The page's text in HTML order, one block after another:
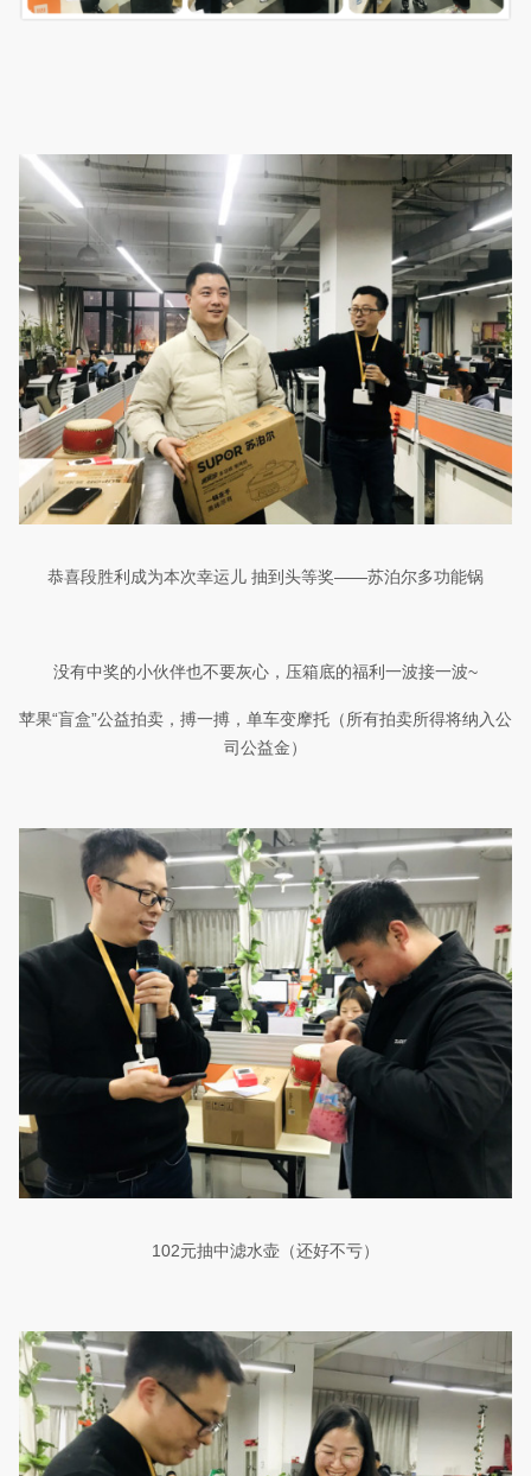
恭喜段胜利成为本次幸运儿 抽到头等奖——苏泊尔多功能锅
没有中奖的小伙伴也不要灰心，压箱底的福利一波接一波~
苹果“盲盒”公益拍卖，搏一搏，单车变摩托（所有拍卖所得将纳入公
司公益金）
102元抽中滤水壶（还好不亏）